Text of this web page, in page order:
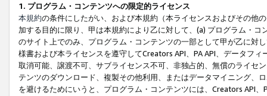
1. プログラム・コンテンツへの限定的ライセンス
本規約の条件にしたがい、および本規約（本ライセンスおよびその他
加する目的に限り、甲は本規約により乙に対して、(a) プログラム・
のサイト上でのみ、プログラム・コンテンツの一部として甲が乙に対
様書および本ライセンスを遵守してCreators API、PA API、データフ
取消可能、譲渡不可、サブライセンス不可、非独占的、無償のライセ
テンツのダウンロード、複製その他利用、またはデータマイニング、
を避けるためにいうと、プログラム・コンテンツには、Creators API